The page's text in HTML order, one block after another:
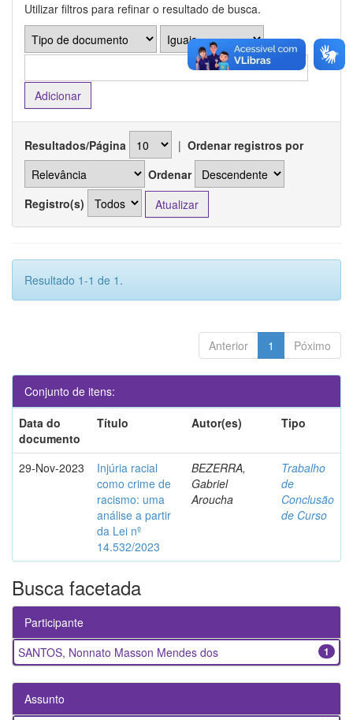
Utilizar filtros para refinar o resultado de busca.
Resultados/Página | Ordenar registros por
Ordenar
Registro(s)
Resultado 1-1 de 1.
Anterior 1 Póximo
Conjunto de itens:
Data do
documento
Título Autor(es) Tipo
29-Nov-2023
Injúria racial
como crime de
racismo: uma
análise a partir
da Lei nº
14.532/2023
BEZERRA,
Gabriel
Aroucha
Trabalho
de
Conclusão
de Curso
Busca facetada
Participante
1
SANTOS, Nonnato Masson Mendes dos
Assunto